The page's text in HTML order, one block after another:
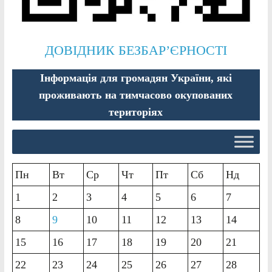
ДОВІДНИК БЕЗБАР’ЄРНОСТІ
Інформація для громадян України, які
проживають на тимчасово окупованих
територіях
Пн Вт Ср Чт Пт Сб
Нд
1
2 3 4 5 6
7
8
9 10 11 12 13
14
15
16 17 18 19 20
21
22
23 24 25 26 27 28